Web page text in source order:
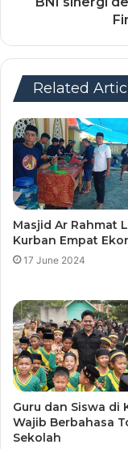
Related
Masjid Ar Rahmat
Kurban Empat
17 June 2024
Guru dan Siswa di
Wajib Berbahasa
Sekolah